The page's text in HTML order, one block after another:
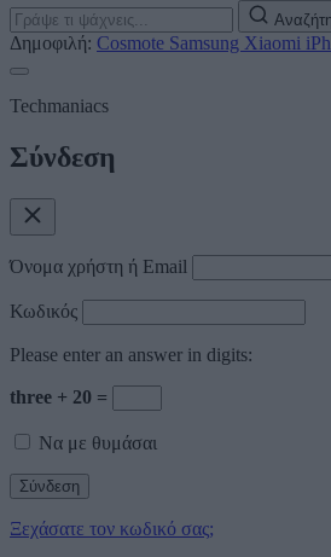
Δημοφιλή: Cosmote Samsung Xiaomi
Techmaniacs
Σύνδεση
Όνομα χρήστη ή Email
Κωδικός
Please enter an answer in digits:
three + 20 =
Να με θυμάσαι
Ξεχάσατε τον κωδικό σας;